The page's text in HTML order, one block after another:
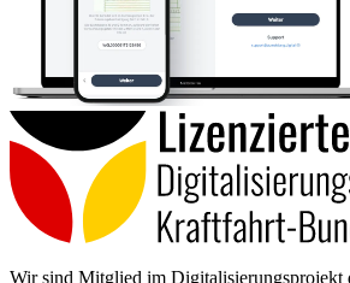
Wir sind Mitglied im Digitalisierungsprojekt